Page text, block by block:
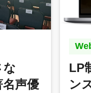
な
声優
LP
ン